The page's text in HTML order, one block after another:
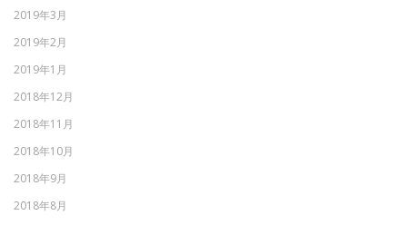
2019年3月
2019年2月
2019年1月
2018年12月
2018年11月
2018年10月
2018年9月
2018年8月